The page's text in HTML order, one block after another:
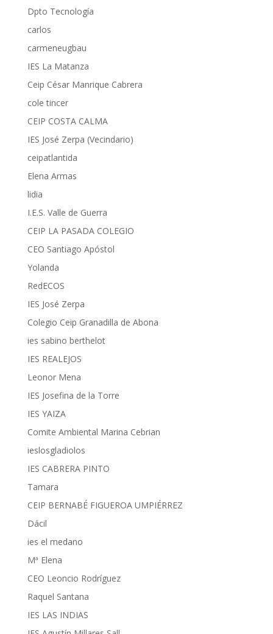
Dpto Tecnología
carlos
carmeneugbau
IES La Matanza
Ceip César Manrique Cabrera
cole tincer
CEIP COSTA CALMA
IES José Zerpa (Vecindario)
ceipatlantida
Elena Armas
lidia
I.E.S. Valle de Guerra
CEIP LA PASADA COLEGIO
CEO Santiago Apóstol
Yolanda
RedECOS
IES José Zerpa
Colegio Ceip Granadilla de Abona
ies sabino berthelot
IES REALEJOS
Leonor Mena
IES Josefina de la Torre
IES YAIZA
Comite Ambiental Marina Cebrian
ieslosgladiolos
IES CABRERA PINTO
Tamara
CEIP BERNABÉ FIGUEROA UMPIÉRREZ
Dácil
ies el medano
Mª Elena
CEO Leoncio Rodríguez
Raquel Santana
IES LAS INDIAS